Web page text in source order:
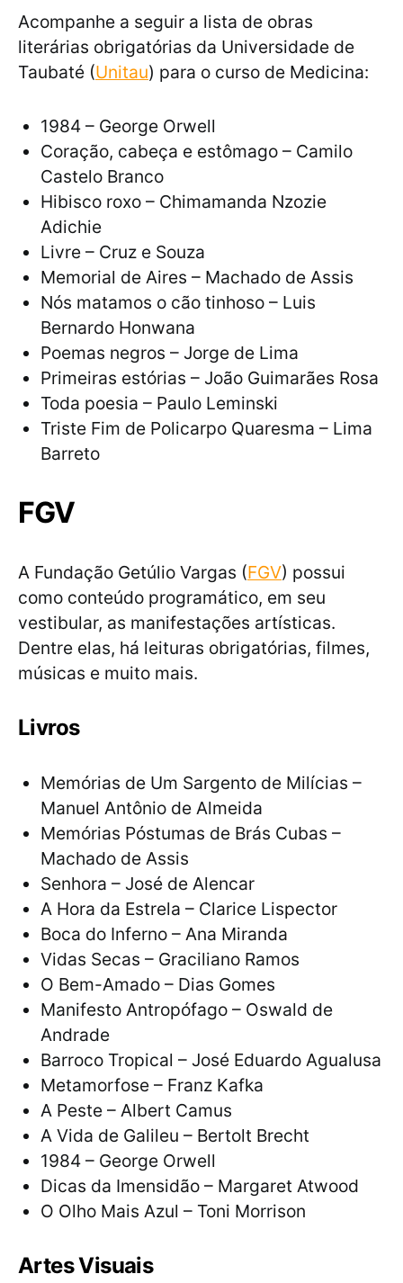
Acompanhe a seguir a lista de obras
literárias obrigatórias da Universidade de
Taubaté (Unitau) para o curso de Medicina:
1984 – George Orwell
Coração, cabeça e estômago – Camilo
Castelo Branco
Hibisco roxo – Chimamanda Nzozie
Adichie
Livre – Cruz e Souza
Memorial de Aires – Machado de Assis
Nós matamos o cão tinhoso – Luis
Bernardo Honwana
Poemas negros – Jorge de Lima
Primeiras estórias – João Guimarães Rosa
Toda poesia – Paulo Leminski
Triste Fim de Policarpo Quaresma – Lima
Barreto
FGV
A Fundação Getúlio Vargas (FGV) possui
como conteúdo programático, em seu
vestibular, as manifestações artísticas.
Dentre elas, há leituras obrigatórias, filmes,
músicas e muito mais.
Livros
Memórias de Um Sargento de Milícias –
Manuel Antônio de Almeida
Memórias Póstumas de Brás Cubas –
Machado de Assis
Senhora – José de Alencar
A Hora da Estrela – Clarice Lispector
Boca do Inferno – Ana Miranda
Vidas Secas – Graciliano Ramos
O Bem-Amado – Dias Gomes
Manifesto Antropófago – Oswald de
Andrade
Barroco Tropical – José Eduardo Agualusa
Metamorfose – Franz Kafka
A Peste – Albert Camus
A Vida de Galileu – Bertolt Brecht
1984 – George Orwell
Dicas da Imensidão – Margaret Atwood
O Olho Mais Azul – Toni Morrison
Artes Visuais